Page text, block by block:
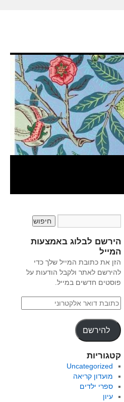
הירשם לבלוג באמצעות
המייל
הזן את כתובת המייל שלך כדי
להירשם לאתר ולקבל הודעות על
פוסטים חדשים במייל.
להירשם
קטגוריות
Uncategorized
מועדון קריאה
ספרי ילדים
עיון